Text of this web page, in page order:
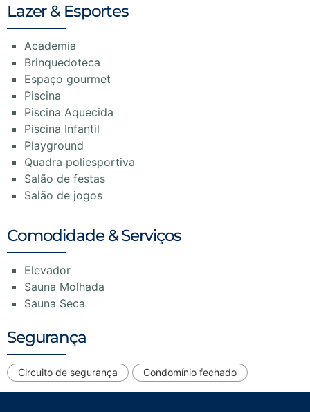
Lazer & Esportes
Academia
Brinquedoteca
Espaço gourmet
Piscina
Piscina Aquecida
Piscina Infantil
Playground
Quadra poliesportiva
Salão de festas
Salão de jogos
Comodidade & Serviços
Elevador
Sauna Molhada
Sauna Seca
Segurança
Circuito de segurança Condomínio fechado